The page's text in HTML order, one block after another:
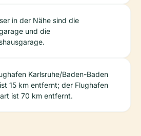
in der Nähe sind die
und die
Karlsruhe/Baden-Baden
15 km entfernt; der Flughafen
ist 70 km entfernt.